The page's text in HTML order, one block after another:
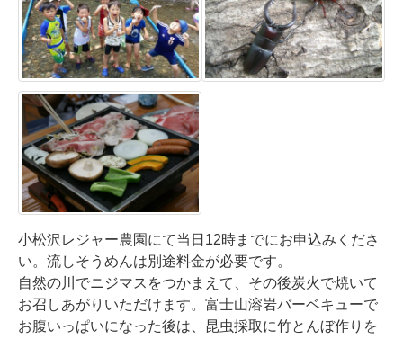
小松沢レジャー農園にて当日12時までにお申込みくださ
い。流しそうめんは別途料金が必要です。
自然の川でニジマスをつかまえて、その後炭火で焼いて
お召しあがりいただけます。富士山溶岩バーベキューで
お腹いっぱいになった後は、昆虫採取に竹とんぼ作りを